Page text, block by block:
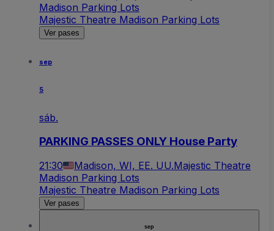
Madison Parking Lots
Majestic Theatre Madison Parking Lots
Ver pases
sep
5
sáb.
PARKING PASSES ONLY House Party
21:30 Madison, WI, EE. UU.Majestic Theatre
Madison Parking Lots
Majestic Theatre Madison Parking Lots
Ver pases
sep